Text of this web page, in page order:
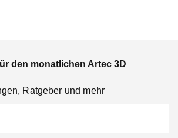
den monatlichen Artec 3D
Ratgeber und mehr